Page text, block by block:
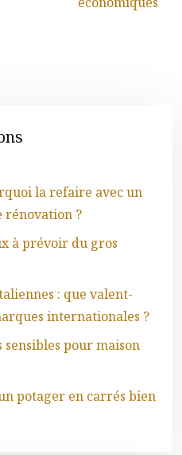
la refaire avec un
rénovation ?
à prévoir du gros
: que valent-
internationales ?
pour maison
potager en carrés bien